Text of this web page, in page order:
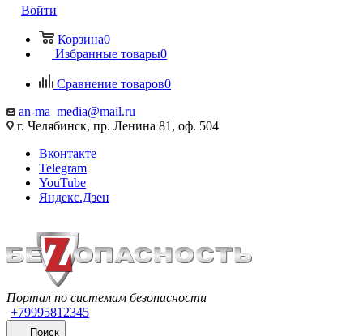
Войти
Корзина0
Избранные товары0
Сравнение товаров0
an-ma_media@mail.ru
г. Челябинск, пр. Ленина 81, оф. 504
Вконтакте
Telegram
YouTube
Яндекс.Дзен
Портал по системам безопасности
+79995812345
Поиск